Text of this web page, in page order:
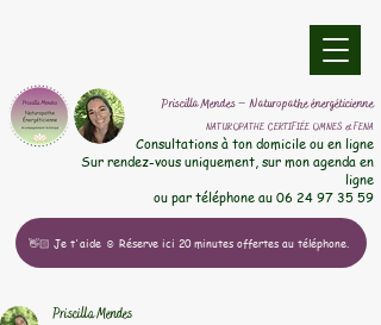
​Priscilla Mendes – Naturopathe énergéticienne
NATUROPATHE CERTIFIÉE OMNES et FENA
​Consultations à ton domicile ou en ligne
Sur rendez-vous uniquement, sur mon agenda en
ligne
ou par téléphone au 06 24 97 35 59
👋🏻 Je t'aide ☺️ Réserve ici 20 minutes offertes au téléphone.
Priscilla Mendes